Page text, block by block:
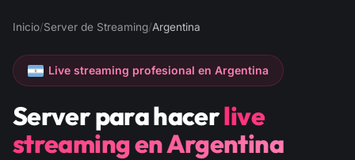
Inicio/Server de Streaming/Argentina
Live streaming profesional en Argentina
Server para hacerlive
streaming en Argentina